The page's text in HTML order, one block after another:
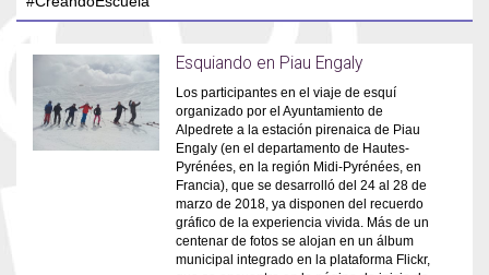
Esquiando en Piau Engaly
Los participantes en el viaje de esquí
organizado por el Ayuntamiento de
Alpedrete a la estación pirenaica de Piau
Engaly (en el departamento de Hautes-
Pyrénées, en la región Midi-Pyrénées, en
Francia), que se desarrolló del 24 al 28 de
marzo de 2018, ya disponen del recuerdo
gráfico de la experiencia vivida. Más de un
centenar de fotos se alojan en un álbum
municipal integrado en la plataforma Flickr,